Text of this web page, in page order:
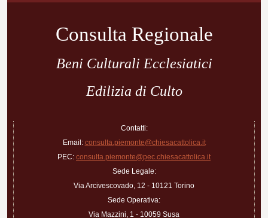
Consulta Regionale
Beni Culturali Ecclesiatici
Edilizia di Culto
Contatti:
Email: consulta.piemonte@chiesacattolica.it
PEC: consulta.piemonte@pec.chiesacattolica.it
Sede Legale:
Via Arcivescovado, 12 - 10121 Torino
Sede Operativa:
Via Mazzini, 1 - 10059 Susa